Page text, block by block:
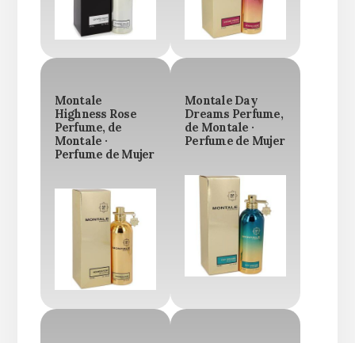
Montale
Highness Rose
Perfume, de
Montale ·
Perfume de Mujer
Montale Day
Dreams Perfume,
de Montale ·
Perfume de Mujer